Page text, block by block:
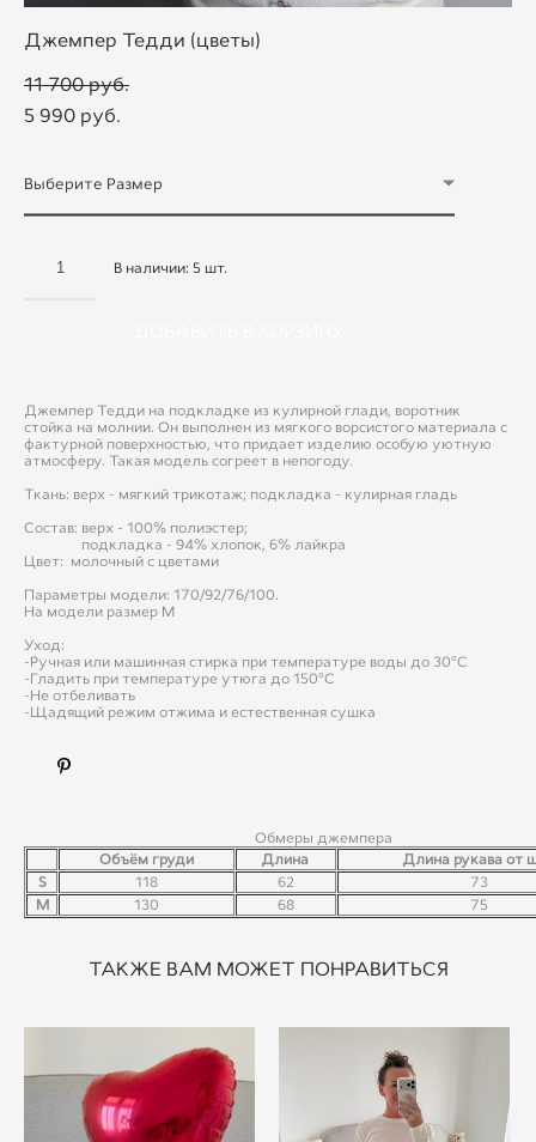
Джемпер Тедди (цветы)
11 700 pуб.
5 990 pуб.
Выберите Размер
В наличии: 5 шт.
Джемпер Тедди на подкладке из кулирной глади, воротник
стойка на молнии. Он выполнен из мягкого ворсистого материала с
фактурной поверхностью, что придает изделию особую уютную
атмосферу. Такая модель согреет в непогоду.
Ткань: верх - мягкий трикотаж; подкладка - кулирная гладь
Состав: верх - 100% полиэстер;
подкладка - 94% хлопок, 6% лайкра
Цвет: молочный с цветами
Параметры модели: 170/92/76/100.
На модели размер М
Уход:
-Ручная или машинная стирка при температуре воды до 30°C
-Гладить при температуре утюга до 150°C
-Не отбеливать
-Щадящий режим отжима и естественная сушка
Обмеры джемпера
Объём груди
Длина
Длина рукава от
S
118 62
73
M
130 68 75
ТАКЖЕ ВАМ МОЖЕТ ПОНРАВИТЬСЯ